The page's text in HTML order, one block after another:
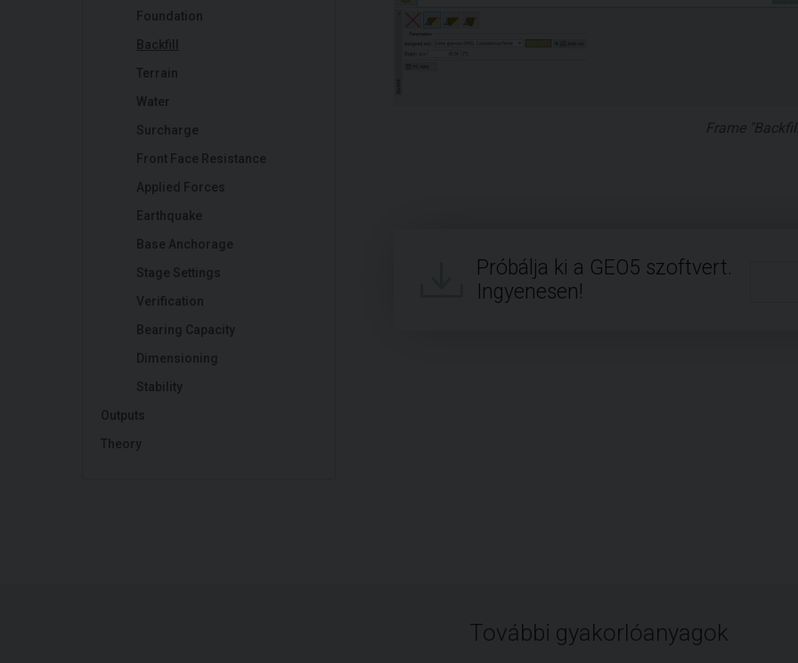
Foundation
Backfill
Terrain
Water
Surcharge
Front Face Resistance
Applied Forces
Earthquake
Base Anchorage
Stage Settings
Verification
Bearing Capacity
Dimensioning
Stability
Outputs
Theory
Frame
Próbálja ki a GEO5 szoftvert.
Ingyenesen!
További gyakorlóanyagok